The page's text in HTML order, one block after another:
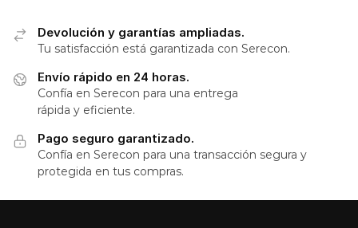
Devolución y garantías ampliadas.
Tu satisfacción está garantizada con Serecon.
Envío rápido en 24 horas.
Confía en Serecon para una entrega
rápida y eficiente.
Pago seguro garantizado.
Confía en Serecon para una transacción segura y
protegida en tus compras.